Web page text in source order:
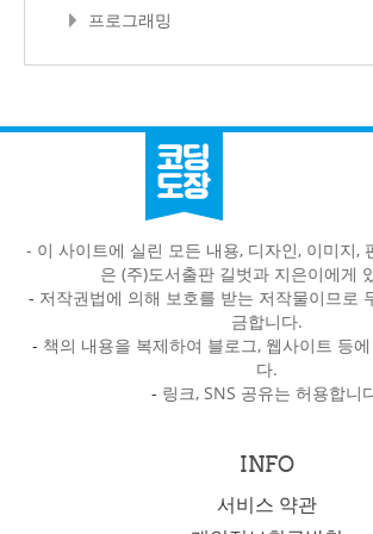
프로그래밍
- 이 사이트에 실린 모든 내용, 디자인, 이미지,
은 (주)도서출판 길벗과 지은이에게
- 저작권법에 의해 보호를 받는 저작물이므로
금합니다.
- 책의 내용을 복제하여 블로그, 웹사이트 등
다.
- 링크, SNS 공유는 허용합니
INFO
서비스 약관